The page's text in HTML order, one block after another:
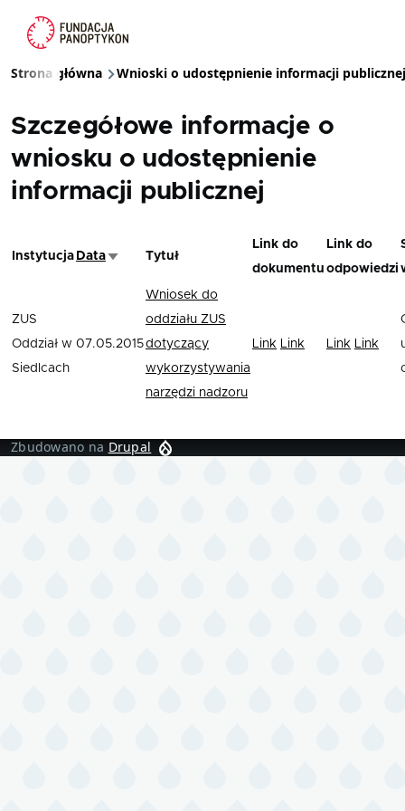
Ścieżka nawigacyjna
Strona główna Wnioski o udostępnienie informacji publicznej
Szczegółowe informacje o
wniosku o udostępnienie
informacji publicznej
Instytucja DataSortuj rosnąco
Tytuł
Link do
dokumentu
Link do
odpowiedzi
ZUS
Oddział w
Siedlcach
07.05.2015
Wniosek do
oddziału ZUS
dotyczący
wykorzystywania
narzędzi nadzoru
Link Link Link Link
Zbudowano na Drupal